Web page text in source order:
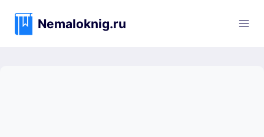
содержимому
Nemaloknig.ru